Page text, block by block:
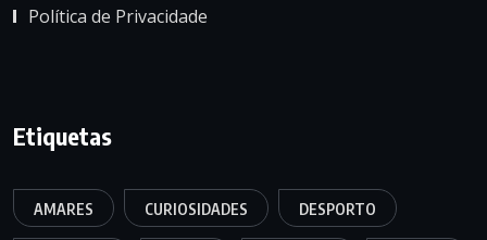
Política de Privacidade
Etiquetas
AMARES CURIOSIDADES DESPORTO